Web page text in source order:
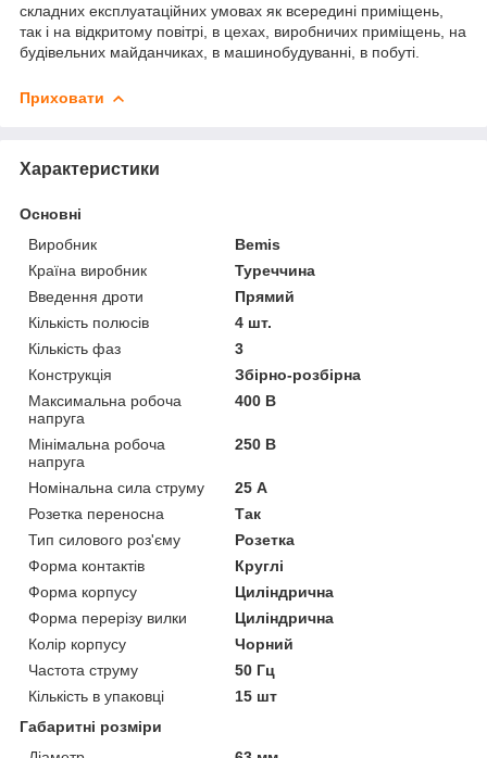
складних експлуатаційних умовах як всередині приміщень,
так і на відкритому повітрі, в цехах, виробничих приміщень, на
будівельних майданчиках, в машинобудуванні, в побуті.
Приховати
Характеристики
Основні
Виробник
Bemis
Країна виробник
Туреччина
Введення дроти
Прямий
Кількість полюсів
4 шт.
Кількість фаз
3
Конструкція
Збірно-розбірна
Максимальна робоча
напруга
400 В
Мінімальна робоча
напруга
250 В
Номінальна сила струму
25 А
Розетка переносна
Так
Тип силового роз'єму
Розетка
Форма контактів
Круглі
Форма корпусу
Циліндрична
Форма перерізу вилки
Циліндрична
Колір корпусу
Чорний
Частота струму
50 Гц
Кількість в упаковці
15 шт
Габаритні розміри